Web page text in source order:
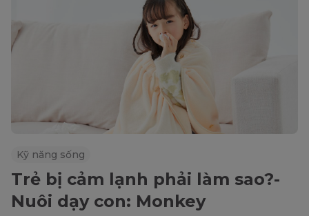
Kỹ năng sống
Trẻ bị cảm lạnh phải làm sao?-
Nuôi dạy con: Monkey